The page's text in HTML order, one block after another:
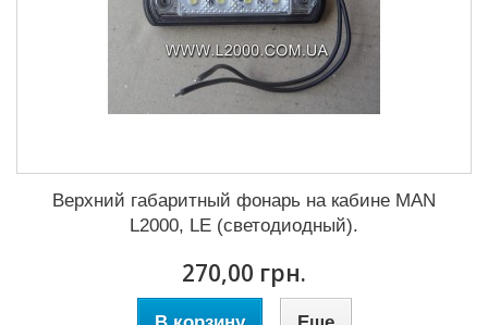
Верхний габаритный фонарь на кабине MAN
L2000, LE (светодиодный).
270,00 грн.